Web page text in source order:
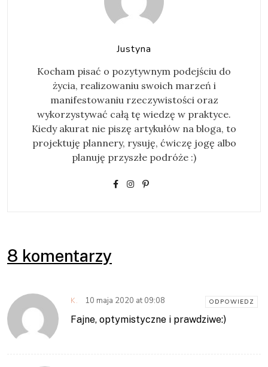
Justyna
Kocham pisać o pozytywnym podejściu do
życia, realizowaniu swoich marzeń i
manifestowaniu rzeczywistości oraz
wykorzystywać całą tę wiedzę w praktyce.
Kiedy akurat nie piszę artykułów na bloga, to
projektuję plannery, rysuję, ćwiczę jogę albo
planuję przyszłe podróże :)
8 komentarzy
K. 10 maja 2020 at 09:08 ODPOWIEDZ
Fajne, optymistyczne i prawdziwe:)